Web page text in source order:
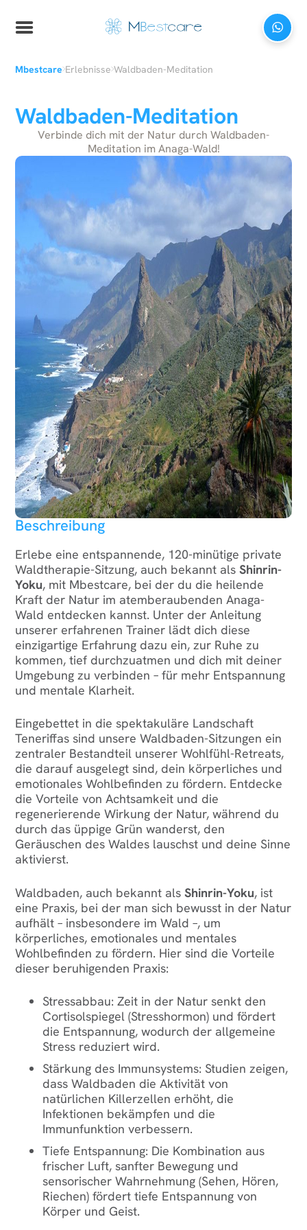
Mbestcare›Erlebnisse›Waldbaden-Meditation
Waldbaden-Meditation
Verbinde dich mit der Natur durch Waldbaden-
Meditation im Anaga-Wald!
Beschreibung
Erlebe eine entspannende, 120-minütige private
Waldtherapie-Sitzung, auch bekannt alsShinrin-
Yoku, mit Mbestcare, bei der du die heilende
Kraft der Natur im atemberaubenden Anaga-
Wald entdecken kannst. Unter der Anleitung
unserer erfahrenen Trainer lädt dich diese
einzigartige Erfahrung dazu ein, zur Ruhe zu
kommen, tief durchzuatmen und dich mit deiner
Umgebung zu verbinden – für mehr Entspannung
und mentale Klarheit.
Eingebettet in die spektakuläre Landschaft
Teneriffas sind unsere Waldbaden-Sitzungen ein
zentraler Bestandteil unserer Wohlfühl-Retreats,
die darauf ausgelegt sind, dein körperliches und
emotionales Wohlbefinden zu fördern. Entdecke
die Vorteile von Achtsamkeit und die
regenerierende Wirkung der Natur, während du
durch das üppige Grün wanderst, den
Geräuschen des Waldes lauschst und deine Sinne
aktivierst.
Waldbaden, auch bekannt alsShinrin-Yoku, ist
eine Praxis, bei der man sich bewusst in der Natur
aufhält – insbesondere im Wald –, um
körperliches, emotionales und mentales
Wohlbefinden zu fördern. Hier sind die Vorteile
dieser beruhigenden Praxis:
Stressabbau: Zeit in der Natur senkt den
Cortisolspiegel (Stresshormon) und fördert
die Entspannung, wodurch der allgemeine
Stress reduziert wird.
Stärkung des Immunsystems: Studien zeigen,
dass Waldbaden die Aktivität von
natürlichen Killerzellen erhöht, die
Infektionen bekämpfen und die
Immunfunktion verbessern.
Tiefe Entspannung: Die Kombination aus
frischer Luft, sanfter Bewegung und
sensorischer Wahrnehmung (Sehen, Hören,
Riechen) fördert tiefe Entspannung von
Körper und Geist.